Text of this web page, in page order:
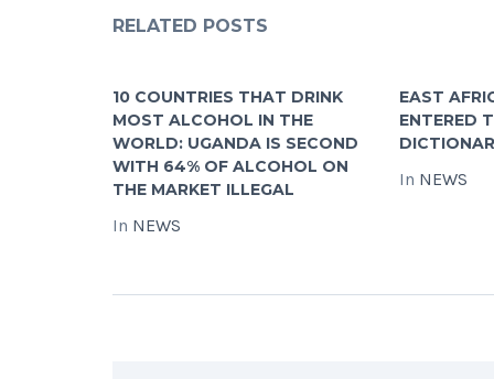
RELATED POSTS
10 COUNTRIES THAT DRINK
MOST ALCOHOL IN THE
WORLD: UGANDA IS SECOND
WITH 64% OF ALCOHOL ON
THE MARKET ILLEGAL
In NEWS
EAST
ENTERED
In NEWS